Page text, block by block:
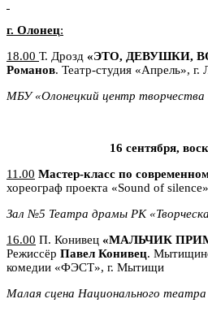
г. Олонец:
18.00 Т. Дрозд «ЭТО, ДЕВУШКИ,
Романов. Театр-студия «Апрель», г.
МБУ «Олонецкий центр творчества
16 сентября,
11.00 Мастер-класс по
хореограф проекта «Sound of
Зал №5 Театра драмы РК
16.00 П. Конивец «МАЛЬЧИК
Режиссёр Павел Конивец.
комедии «ФЭСТ», г. Мытищи
Малая сцена Национального